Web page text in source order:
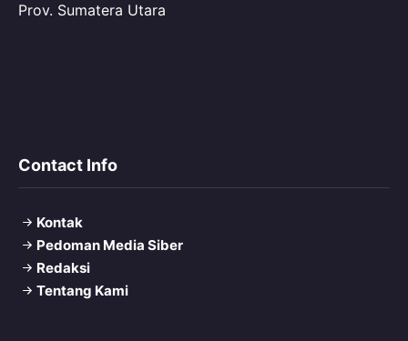
Prov. Sumatera Utara
Contact Info
Kontak
Pedoman Media Siber
Redaksi
Tentang Kami